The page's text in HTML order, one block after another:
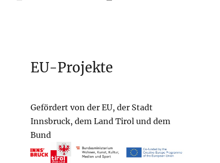
EU-Projekte
Gefördert von der EU, der Stadt
Innsbruck, dem Land Tirol und dem
Bund